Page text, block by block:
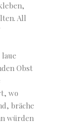
All
Obst
wo
bräche
würden